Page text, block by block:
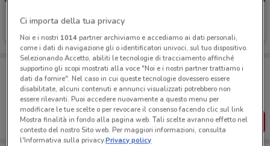
Amplifon
Scade il 31/12
Porta DoveConviene sempre con te!
Puoi trovare le migliori offerte dei negozi vicino a te,
salvarle e creare la tua lista del risparmio, comodamente
dal tuo cellulare.
SCARICA L’APP
Ci importa della tua privacy
Noi e i nostri 1014partner archiviamo e accediamo ai dati personali,
come i dati di navigazione gli o identificatori univoci, sul tuo dispositivo.
Selezionando Accetto, abiliti le tecnologie di tracciamento affinché
supportino gli scopi mostrati alla voce "Noi e i nostri partner trattiamo i
dati da fornire". Nel caso in cui queste tecnologie dovessero essere
disabilitate, alcuni contenuti e annunci visualizzati potrebbero non
essere rilevanti. Puoi accedere nuovamente a questo menu per
modificare le tue scelte o per revocare il consenso facendo clic sul link
Mostra finalità in fondo alla pagina web. Tali scelte avranno effetto nel
contesto del nostro Sito web. Per maggiori informazioni, consulta
l'Informativa sulla privacy.Privacy policy